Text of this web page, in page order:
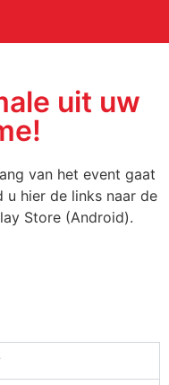
uit uw
van het event gaat
hier de links naar de
Store (Android).